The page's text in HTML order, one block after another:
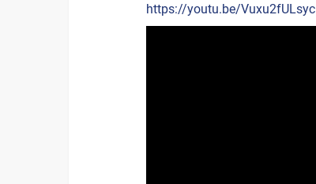
https://youtu.be/Vuxu2fULsyc